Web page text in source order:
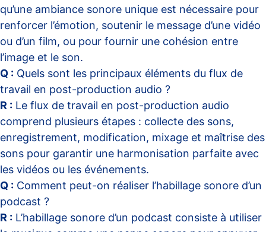
qu’une ambiance sonore unique est nécessaire pour
renforcer l’émotion, soutenir le message d’une vidéo
ou d’un film, ou pour fournir une cohésion entre
l’image et le son.
Q : Quels sont les principaux éléments du flux de
travail en post-production audio ?
R : Le flux de travail en post-production audio
comprend plusieurs étapes : collecte des sons,
enregistrement, modification, mixage et maîtrise des
sons pour garantir une harmonisation parfaite avec
les vidéos ou les événements.
Q : Comment peut-on réaliser l’habillage sonore d’un
podcast ?
R : L’habillage sonore d’un podcast consiste à utiliser